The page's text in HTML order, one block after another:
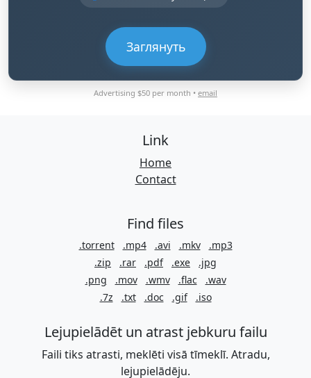
Заглянуть
Advertising $50 per month • email
Link
Home
Contact
Find files
.torrent .mp4 .avi .mkv
.mp3
.zip
.rar .pdf .exe
.jpg
.png
.mov .wmv .flac
.wav
.7z
.txt .doc .gif .iso
Lejupielādēt un atrast jebkuru failu
Faili tiks atrasti, meklēti visā tīmeklī. Atradu,
lejupielādēju.